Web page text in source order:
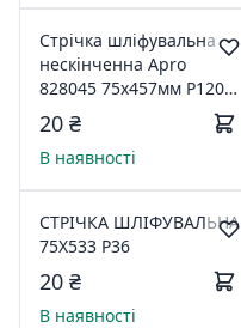
Стрічка шліфувальна
нескінченна Apro
828045 75х457мм Р120
10 шт 797062
20 ₴
В наявності
СТРІЧКА ШЛІФУВАЛЬНА
75Х533 Р36
20 ₴
В наявності